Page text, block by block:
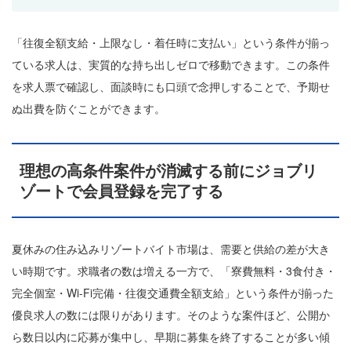
「往復全額支給・上限なし・着任時に支払い」という条件が揃っ
ている求人は、実質的な持ち出しゼロで移動できます。この条件
を求人票で確認し、面談時にも口頭で念押しすることで、予期せ
ぬ出費を防ぐことができます。
理想の高条件案件が消滅する前にジョブリ
ゾートで会員登録を完了する
夏休みの住み込みリゾートバイト市場は、需要と供給の差が大き
い時期です。求職者の数は増える一方で、「寮費無料・3食付き・
完全個室・Wi-Fi完備・往復交通費全額支給」という条件が揃った
優良求人の数には限りがあります。そのような案件ほど、公開か
ら数日以内に応募が集中し、早期に募集を終了することが多い傾